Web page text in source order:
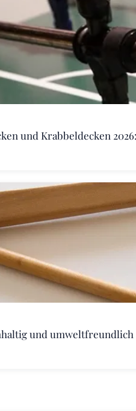
und Krabbeldecken
und umweltfreundlich